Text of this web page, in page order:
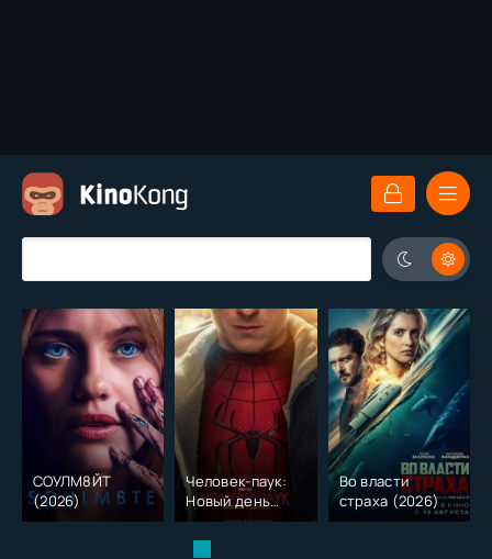
СОУЛМ8ЙТ
(2026)
Человек-паук:
Новый день
(2026)
Во власти
страха (2026)